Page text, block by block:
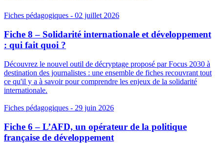
Fiches pédagogiques - 02 juillet 2026
Fiche 8 – Solidarité internationale et développement
: qui fait quoi ?
Découvrez le nouvel outil de décryptage proposé par Focus 2030 à
destination des journalistes : une ensemble de fiches recouvrant tout
ce qu'il y a à savoir pour comprendre les enjeux de la solidarité
internationale.
Fiches pédagogiques - 29 juin 2026
Fiche 6 – L’AFD, un opérateur de la politique
française de développement